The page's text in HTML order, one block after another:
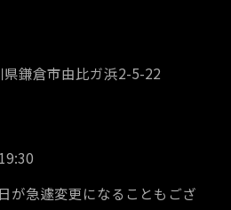
鎌倉市由比ガ浜2-5-22
が急遽変更になることもござ